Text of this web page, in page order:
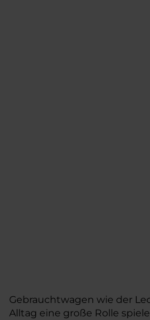
Gebrauchtwagen wie der
Alltag eine große Rolle